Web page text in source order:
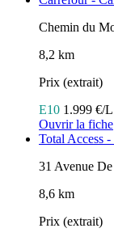
Chemin du
8,2 km
Prix (extrait)
E10 1.999 €/L
Ouvrir la fiche
Total Access -
31 Avenue De
8,6 km
Prix (extrait)